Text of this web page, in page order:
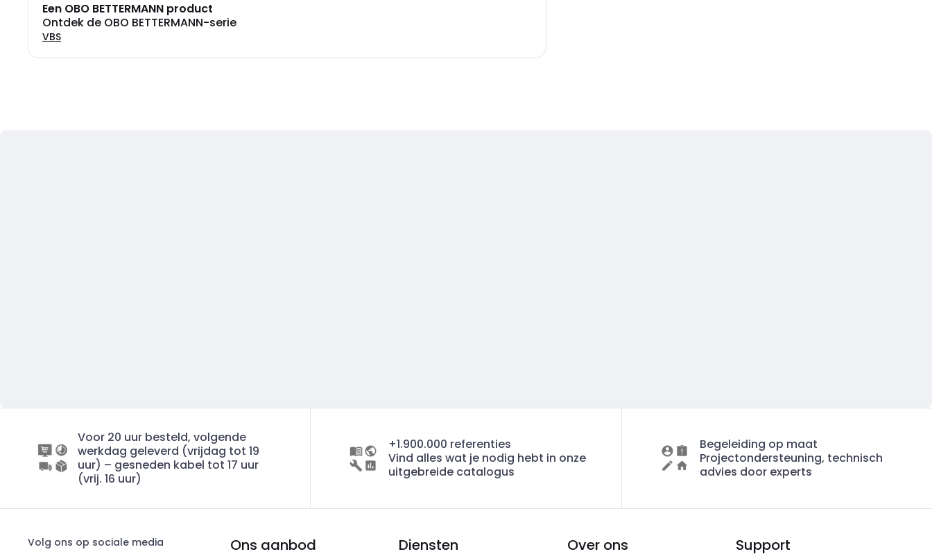
Een OBO BETTERMANN product
Ontdek de OBO BETTERMANN-serie
VBS
Voor 20 uur besteld, volgende
werkdag geleverd (vrijdag tot 19
uur) – gesneden kabel tot 17 uur
(vrij. 16 uur)
+1.900.000 referenties
Vind alles wat je nodig hebt in onze
uitgebreide catalogus
Begeleiding op maat
Projectondersteuning, technisch
advies door experts
Volg ons op sociale media Ons aanbod Diensten Over ons Support